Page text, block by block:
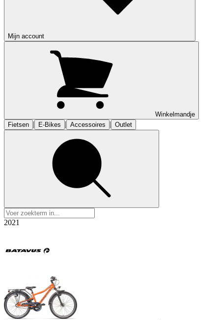
Mijn account
Winkelmandje
Fietsen | E-Bikes | Accessoires | Outlet
2021